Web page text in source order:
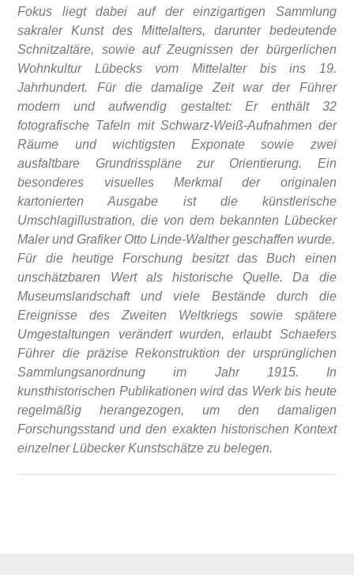
Fokus liegt dabei auf der einzigartigen Sammlung
sakraler Kunst des Mittelalters, darunter bedeutende
Schnitzaltäre, sowie auf Zeugnissen der bürgerlichen
Wohnkultur Lübecks vom Mittelalter bis ins 19.
Jahrhundert. Für die damalige Zeit war der Führer
modern und aufwendig gestaltet: Er enthält 32
fotografische Tafeln mit Schwarz-Weiß-Aufnahmen der
Räume und wichtigsten Exponate sowie zwei
ausfaltbare Grundrisspläne zur Orientierung. Ein
besonderes visuelles Merkmal der originalen
kartonierten Ausgabe ist die künstlerische
Umschlagillustration, die von dem bekannten Lübecker
Maler und Grafiker Otto Linde-Walther geschaffen wurde.
Für die heutige Forschung besitzt das Buch einen
unschätzbaren Wert als historische Quelle. Da die
Museumslandschaft und viele Bestände durch die
Ereignisse des Zweiten Weltkriegs sowie spätere
Umgestaltungen verändert wurden, erlaubt Schaefers
Führer die präzise Rekonstruktion der ursprünglichen
Sammlungsanordnung im Jahr 1915. In
kunsthistorischen Publikationen wird das Werk bis heute
regelmäßig herangezogen, um den damaligen
Forschungsstand und den exakten historischen Kontext
einzelner Lübecker Kunstschätze zu belegen.